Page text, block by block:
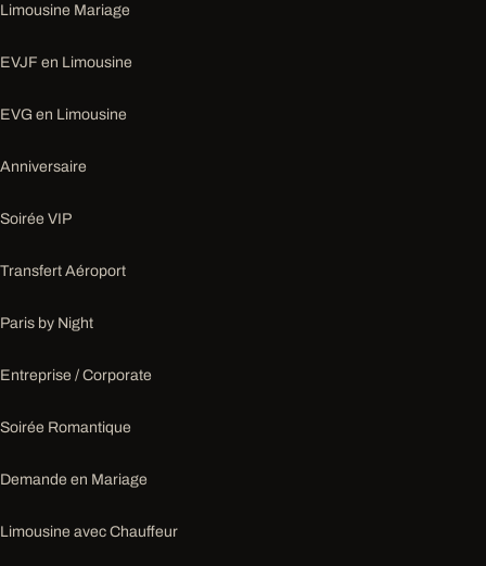
Limousine Mariage
EVJF en Limousine
EVG en Limousine
Anniversaire
Soirée VIP
Transfert Aéroport
Paris by Night
Entreprise / Corporate
Soirée Romantique
Demande en Mariage
Limousine avec Chauffeur